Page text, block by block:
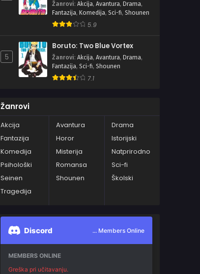
Žanrovi: Akcija, Avantura, Drama,
Fantazija, Komedija, Sci-fi, Shounen
5.9
5
Boruto: Two Blue Vortex
Žanrovi: Akcija, Avantura, Drama,
Fantazija, Sci-fi, Shounen
7.1
Žanrovi
Akcija Avantura
Drama
Fantazija
Horor
Istorijski
Komedija
Misterija
Natprirodno
Psihološki
Romansa
Sci-fi
Seinen
Shounen
Školski
Tragedija
Discord ... Members Online
MEMBERS ONLINE
Greška pri učitavanju.